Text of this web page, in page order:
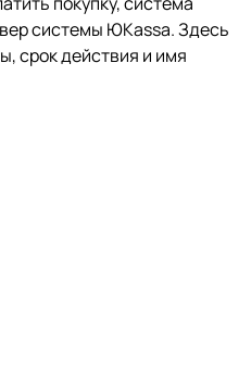
системы ЮKassa. Здесь
срок действия и имя